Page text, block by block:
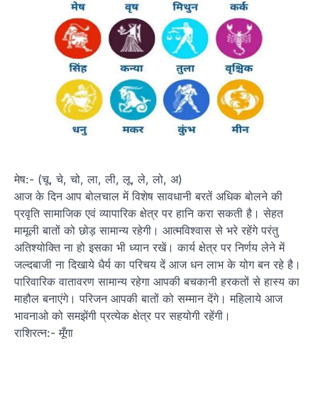
मेष:- (चू, चे, चो, ला, ली, लू, ले, लो, अ)
आज के दिन आप बोलचाल में विशेष सावधानी बरतें अधिक बोलने की
प्रवृति सामाजिक एवं व्यापारिक क्षेत्र पर हानि करा सकती है। सेहत
मामूली बातों को छोड़ सामान्य रहेगी। आत्मविश्वास से भरे रहेंगे परंतु
अतिश्योक्ति ना हो इसका भी ध्यान रखें। कार्य क्षेत्र पर निर्णय लेने में
जल्दबाजी ना दिखाये धैर्य का परिचय दें आज धन लाभ के योग बन रहे है।
पारिवारिक वातावरण सामान्य रहेगा आपकी बचकानी हरकतों से हास्य का
माहौल बनाएंगे। परिजन आपकी बातों को सम्मान देंगे। महिलाये आज
भावनाओ को समझेंगी प्रत्येक क्षेत्र पर सहयोगी रहेंगी।
राशिरत्न:- मूँगा